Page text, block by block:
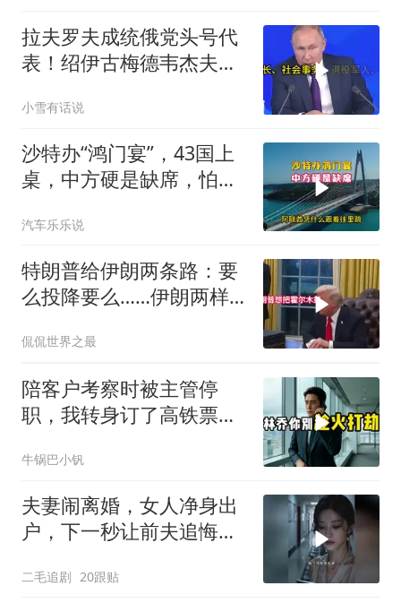
拉夫罗夫成统俄党头号代
表！绍伊古梅德韦杰夫双
懂了吗
小雪有话说
沙特办“鸿门宴”，43国上
桌，中方硬是缺席，怕得
汽车乐乐说
特朗普给伊朗两条路：要
么投降要么……伊朗两样
打下来了
侃侃世界之最
陪客户考察时被主管停
职，我转身订了高铁票。
亿合同没你根本签不了
牛锅巴小钒
夫妻闹离婚，女人净身出
户，下一秒让前夫追悔莫
二毛追剧 20跟贴